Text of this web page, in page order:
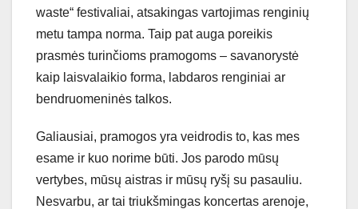
waste“ festivaliai, atsakingas vartojimas renginių
metu tampa norma. Taip pat auga poreikis
prasmės turinčioms pramogoms – savanorystė
kaip laisvalaikio forma, labdaros renginiai ar
bendruomeninės talkos.
Galiausiai, pramogos yra veidrodis to, kas mes
esame ir kuo norime būti. Jos parodo mūsų
vertybes, mūsų aistras ir mūsų ryšį su pasauliu.
Nesvarbu, ar tai triukšmingas koncertas arenoje,